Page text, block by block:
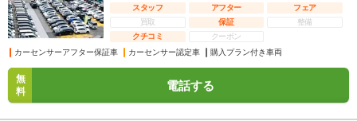
スタッフ
アフター
フェア
買取
保証
整備
クチコミ
クーポン
カーセンサーアフター保証車
カーセンサー認定車 購入プラン付き車両
無
料
電話する